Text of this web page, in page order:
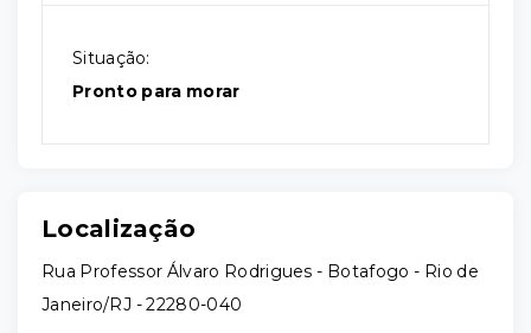
Situação:
Pronto para morar
Localização
Rua Professor Álvaro Rodrigues - Botafogo - Rio de
Janeiro/RJ - 22280-040